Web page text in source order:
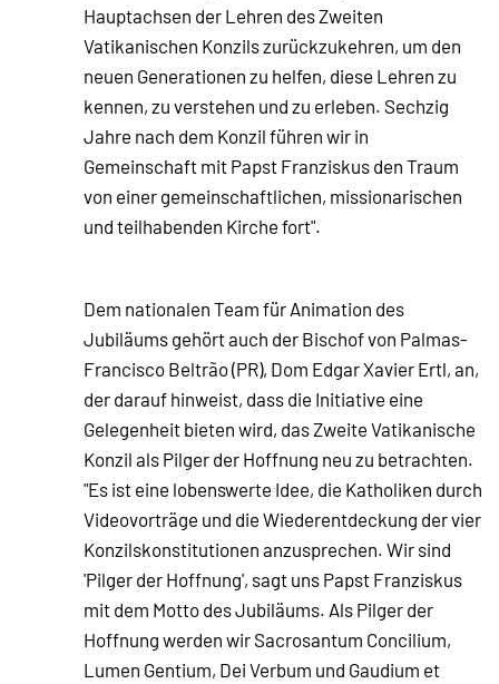
Hauptachsen der Lehren des Zweiten
Vatikanischen Konzils zurückzukehren, um den
neuen Generationen zu helfen, diese Lehren zu
kennen, zu verstehen und zu erleben. Sechzig
Jahre nach dem Konzil führen wir in
Gemeinschaft mit Papst Franziskus den Traum
von einer gemeinschaftlichen, missionarischen
und teilhabenden Kirche fort".
Dem nationalen Team für Animation des
Jubiläums gehört auch der Bischof von Palmas-
Francisco Beltrão (PR), Dom Edgar Xavier Ertl, an,
der darauf hinweist, dass die Initiative eine
Gelegenheit bieten wird, das Zweite Vatikanische
Konzil als Pilger der Hoffnung neu zu betrachten.
"Es ist eine lobenswerte Idee, die Katholiken durch
Videovorträge und die Wiederentdeckung der vier
Konzilskonstitutionen anzusprechen. Wir sind
'Pilger der Hoffnung', sagt uns Papst Franziskus
mit dem Motto des Jubiläums. Als Pilger der
Hoffnung werden wir Sacrosantum Concilium,
Lumen Gentium, Dei Verbum und Gaudium et